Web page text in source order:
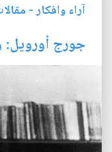
آراء وافكار-
جورج أورويل: